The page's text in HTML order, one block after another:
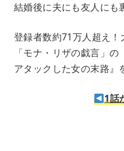
結婚後に夫にも友人に
登録者数約71万人超え！
「モナ・リザの戯言」
アタックした女の末路』
1話